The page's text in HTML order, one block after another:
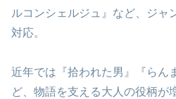
ルコンシェルジュ』など、ジャ
対応。
近年では『拾われた男』『らん
ど、物語を支える大人の役柄が